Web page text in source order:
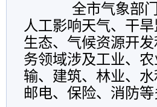
全市气象部门
人工影响天气、干
生态、气候资源开
务领域涉及工业、
输、建筑、林业、
邮电、保险、消防等